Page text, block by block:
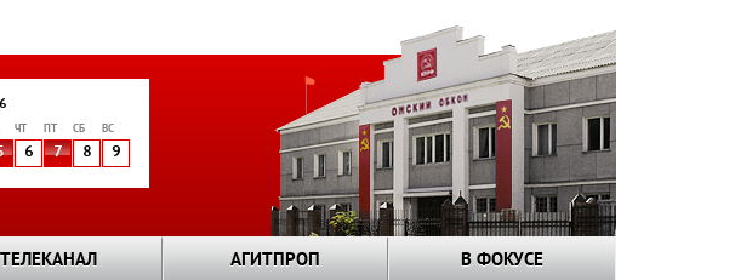
ЧТ СБ ВС
6 7 8 9
ТЕЛЕКАНАЛ АГИТПРОП В ФОКУСЕ